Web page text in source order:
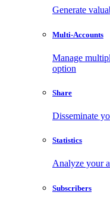
Generate
Multi-Accounts
Manage
option
Share
Disseminate
Statistics
Analyze your
Subscribers